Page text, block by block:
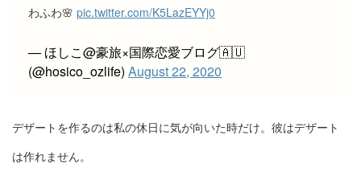
わふわ🌸 pic.twitter.com/K5LazEYYj0
— ほしこ@豪旅×国際恋愛ブログ🇦🇺
(@hosico_ozlife) August 22, 2020
デザートを作るのは私の休日に気が向いた時だけ。彼はデザート
は作れません。